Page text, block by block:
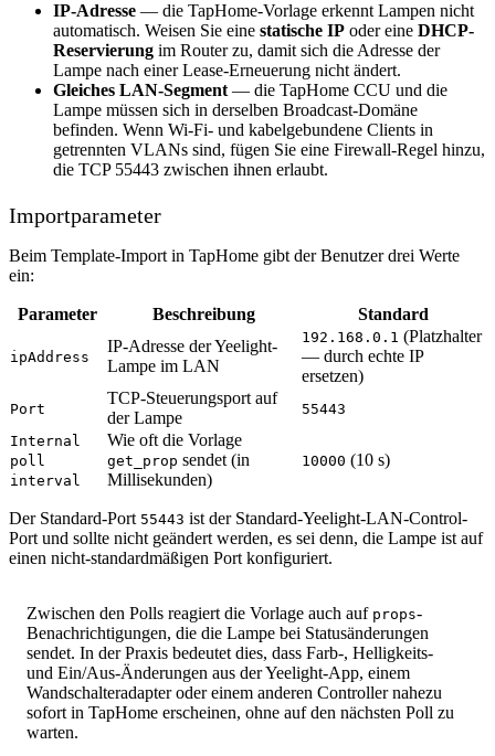
IP-Adresse — die TapHome-Vorlage erkennt Lampen nicht
automatisch. Weisen Sie eine statische IP oder eine DHCP-
Reservierung im Router zu, damit sich die Adresse der
Lampe nach einer Lease-Erneuerung nicht ändert.
Gleiches LAN-Segment — die TapHome CCU und die
Lampe müssen sich in derselben Broadcast-Domäne
befinden. Wenn Wi-Fi- und kabelgebundene Clients in
getrennten VLANs sind, fügen Sie eine Firewall-Regel hinzu,
die TCP 55443 zwischen ihnen erlaubt.
Importparameter
Beim Template-Import in TapHome gibt der Benutzer drei Werte
ein:
Parameter Beschreibung Standard
ipAddress
IP-Adresse der Yeelight-
Lampe im LAN
192.168.0.1 (Platzhalter
— durch echte IP
ersetzen)
Port
TCP-Steuerungsport auf
der Lampe
55443
Internal
poll
interval
Wie oft die Vorlage
get_prop sendet (in
Millisekunden)
10000 (10 s)
Der Standard-Port 55443 ist der Standard-Yeelight-LAN-Control-
Port und sollte nicht geändert werden, es sei denn, die Lampe ist auf
einen nicht-standardmäßigen Port konfiguriert.
Zwischen den Polls reagiert die Vorlage auch auf props-
Benachrichtigungen, die die Lampe bei Statusänderungen
sendet. In der Praxis bedeutet dies, dass Farb-, Helligkeits-
und Ein/Aus-Änderungen aus der Yeelight-App, einem
Wandschalteradapter oder einem anderen Controller nahezu
sofort in TapHome erscheinen, ohne auf den nächsten Poll zu
warten.